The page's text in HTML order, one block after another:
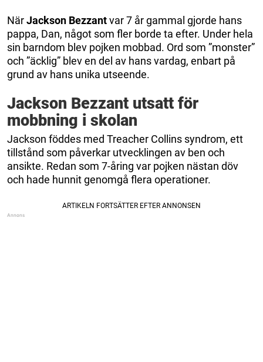
NärJackson Bezzantvar 7 år gammal gjorde hans
pappa, Dan, något som fler borde ta efter. Under hela
sin barndom blev pojken mobbad. Ord som ”monster”
och ”äcklig” blev en del av hans vardag, enbart på
grund av hans unika utseende.
Jackson Bezzant utsatt för
mobbning i skolan
Jackson föddes med Treacher Collins syndrom, ett
tillstånd som påverkar utvecklingen av ben och
ansikte. Redan som 7-åring var pojken nästan döv
och hade hunnit genomgå flera operationer.